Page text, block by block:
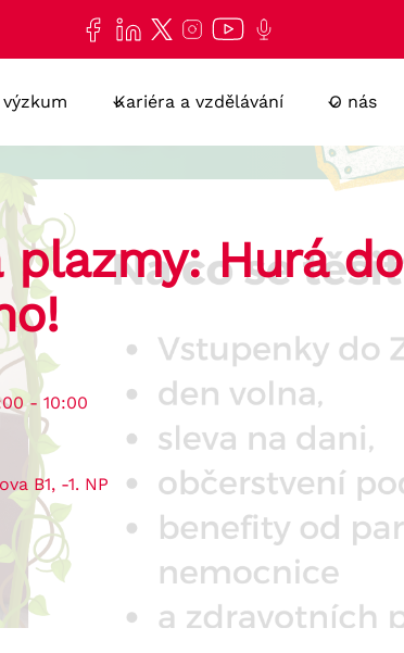
Kariéra a vzdělávání O nás
Hurá do
- 10:00
B1, -1. NP